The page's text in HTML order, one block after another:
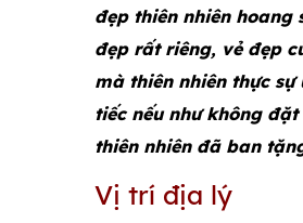
đẹp thiên nhiên hoang
đẹp rất riêng, vẻ đẹp
mà thiên nhiên thực
tiếc nếu như không
thiên nhiên đã ban
Vị trí địa lý